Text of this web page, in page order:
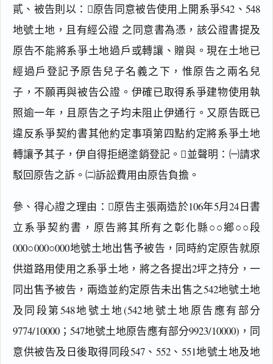
貳、被告則以：原告同意被告使用上開系爭542、548
地號土地，且有經公證 之同意書為憑，該公證書提及
原告不能將系爭土地過戶或轉讓、贈與。現在土地已
經過戶登記予原告兒子名義之下，惟原告之兩名兒
子，不願再與被告公證。伊確已取得系爭建物使用執
照逾一年，且原告之子均未阻止伊通行。又原告既已
違反系爭契約書其他約定事項第四點約定將系爭土地
轉讓予其子，伊自得拒絕塗銷登記。並聲明：㈠請求
駁回原告之訴。㈡訴訟費用由原告負擔。
參、得心證之理由：原告主張兩造於106年5月24日書
立系爭契約書，原告將其所有之彰化縣○○鄉○○段
000○000○000地號土地出售予被告，同時約定原告就原
供道路用使用之系爭土地，將之各提出2坪之持分，一
同出售予被告，兩造並約定原告未出售之542地號土地
及同段第548地號土地(542地號土地原告應有部分
9774/10000；547地號土地原告應有部分9923/10000)，同
意供被告及日後取得同段547、552、551地號土地及地